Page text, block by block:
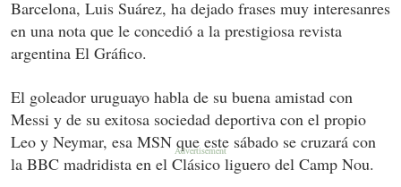
Barcelona, Luis Suárez, ha dejado frases muy interesanres
en una nota que le concedió a la prestigiosa revista
argentina El Gráfico.
El goleador uruguayo habla de su buena amistad con
Messi y de su exitosa sociedad deportiva con el propio
Leo y Neymar, esa MSN que este sábado se cruzará con
la BBC madridista en el Clásico liguero del Camp Nou.